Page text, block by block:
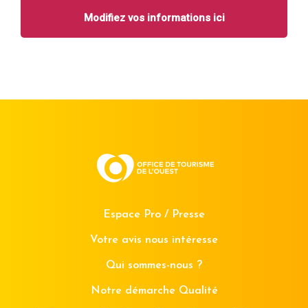
Modifiez vos informations ici
Espace Pro / Presse
Votre avis nous intéresse
Qui sommes-nous ?
Notre démarche Qualité